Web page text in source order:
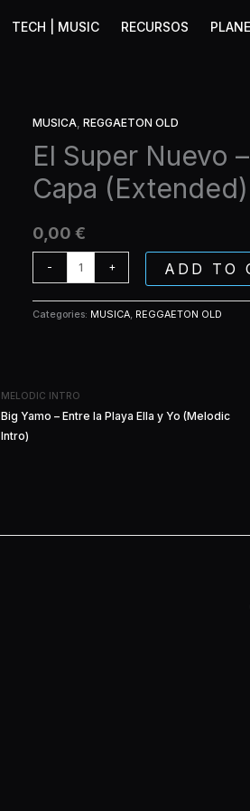
TECH | MUSIC RECURSOS
MUSICA, REGGAETON OLD
El Super Nuevo
Capa (Extended)
0,00 €
-
El
Super
Nuevo
-
Superman
Sin
Capa
(Extended)
quantity
+ ADD TO
Categories: MUSICA, REGGAETON OLD
MELODIC INTRO
Big Yamo – Entre la Playa Ella y Yo (Melodic
Intro)